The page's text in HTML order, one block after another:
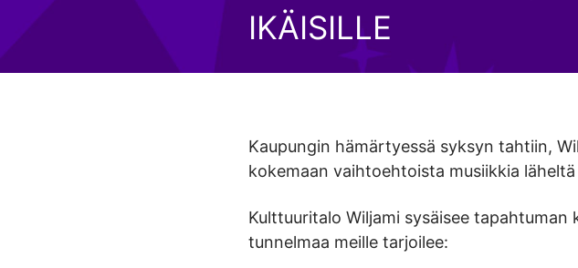
IKÄISILLE
Kaupungin hämärtyessä syksyn tahtiin,
kokemaan vaihtoehtoista musiikkia läheltä
Kulttuuritalo Wiljami sysäisee
tunnelmaa meille tarjoilee: